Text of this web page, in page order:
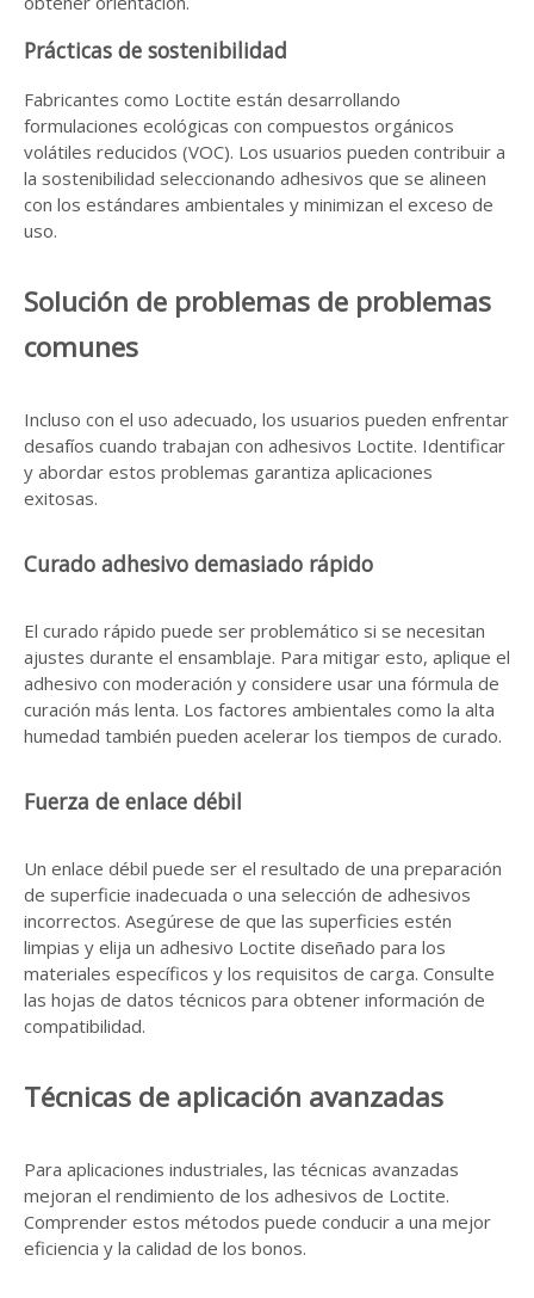
Prácticas de sostenibilidad
Fabricantes como Loctite están desarrollando
formulaciones ecológicas con compuestos orgánicos
volátiles reducidos (VOC). Los usuarios pueden contribuir a
la sostenibilidad seleccionando adhesivos que se alineen
con los estándares ambientales y minimizan el exceso de
uso.
Solución de problemas de problemas
comunes
Incluso con el uso adecuado, los usuarios pueden enfrentar
desafíos cuando trabajan con adhesivos Loctite. Identificar
y abordar estos problemas garantiza aplicaciones
exitosas.
Curado adhesivo demasiado rápido
El curado rápido puede ser problemático si se necesitan
ajustes durante el ensamblaje. Para mitigar esto, aplique el
adhesivo con moderación y considere usar una fórmula de
curación más lenta. Los factores ambientales como la alta
humedad también pueden acelerar los tiempos de curado.
Fuerza de enlace débil
Un enlace débil puede ser el resultado de una preparación
de superficie inadecuada o una selección de adhesivos
incorrectos. Asegúrese de que las superficies estén
limpias y elija un adhesivo Loctite diseñado para los
materiales específicos y los requisitos de carga. Consulte
las hojas de datos técnicos para obtener información de
compatibilidad.
Técnicas de aplicación avanzadas
Para aplicaciones industriales, las técnicas avanzadas
mejoran el rendimiento de los adhesivos de Loctite.
Comprender estos métodos puede conducir a una mejor
eficiencia y la calidad de los bonos.